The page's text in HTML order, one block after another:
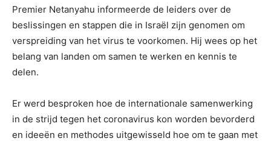
Premier Netanyahu informeerde de leiders over de
beslissingen en stappen die in Israël zijn genomen om
verspreiding van het virus te voorkomen. Hij wees op het
belang van landen om samen te werken en kennis te
delen.
Er werd besproken hoe de internationale samenwerking
in de strijd tegen het coronavirus kon worden bevorderd
en ideeën en methodes uitgewisseld hoe om te gaan met